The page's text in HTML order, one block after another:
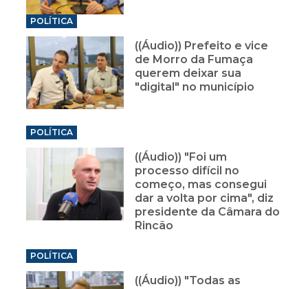
POLÍTICA
((Áudio)) Prefeito e vice
de Morro da Fumaça
querem deixar sua
"digital" no município
POLÍTICA
((Áudio)) "Foi um
processo difícil no
começo, mas consegui
dar a volta por cima", diz
presidente da Câmara do
Rincão
POLÍTICA
((Áudio)) "Todas as